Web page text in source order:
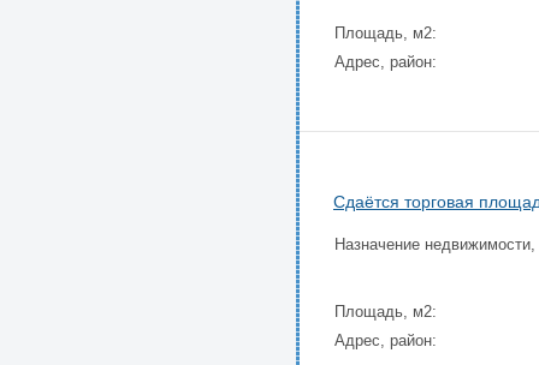
Площадь, м2:
Адрес, район:
Сдаётся торговая
Назначение
Площадь, м2:
Адрес, район: